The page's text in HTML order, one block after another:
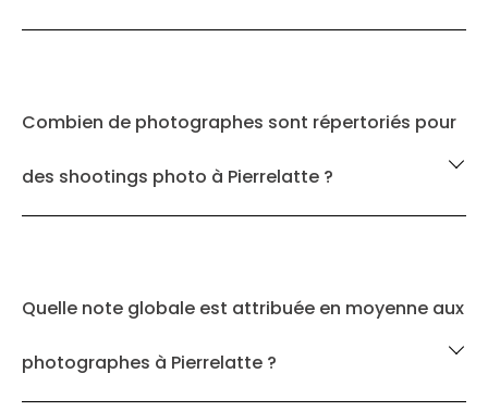
Combien de photographes sont répertoriés pour
des shootings photo à Pierrelatte ?
Quelle note globale est attribuée en moyenne aux
photographes à Pierrelatte ?